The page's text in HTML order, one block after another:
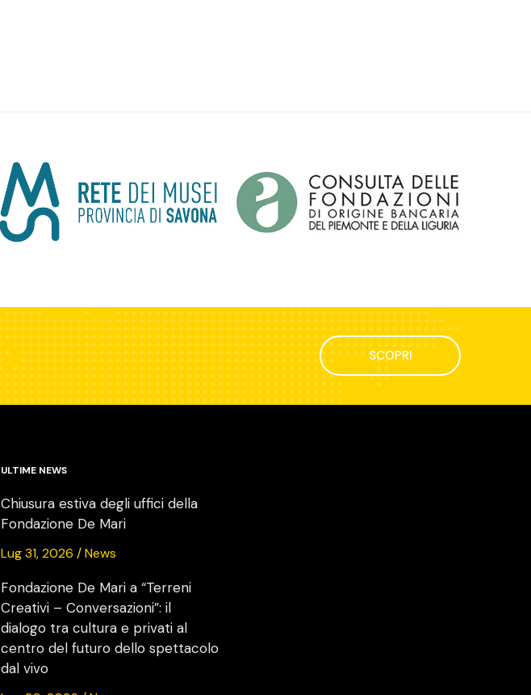
SCOPRI
ULTIME NEWS
Chiusura estiva degli uffici della
Fondazione De Mari
Lug 31, 2026 / News
Fondazione De Mari a “Terreni
Creativi – Conversazioni”: il
dialogo tra cultura e privati al
centro del futuro dello spettacolo
dal vivo